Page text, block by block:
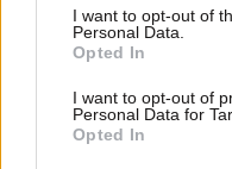
consent section.
I want to opt-out of
Personal Data.
Opted In
I want to opt-out of
Personal Data for
Opted In